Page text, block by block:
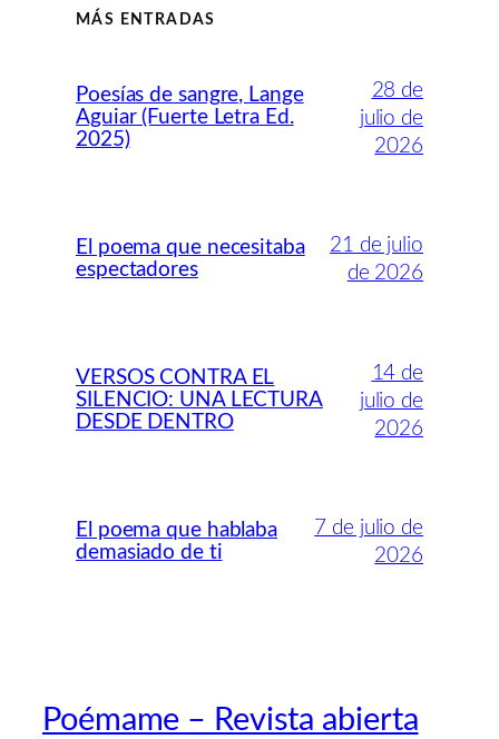
MÁS ENTRADAS
Poesías de sangre, Lange
Aguiar (Fuerte Letra Ed.
2025)
28 de
julio de
2026
El poema que necesitaba
espectadores
21 de julio
de 2026
VERSOS CONTRA EL
SILENCIO: UNA LECTURA
DESDE DENTRO
14 de
julio de
2026
El poema que hablaba
demasiado de ti
7 de julio de
2026
Poémame – Revista abierta